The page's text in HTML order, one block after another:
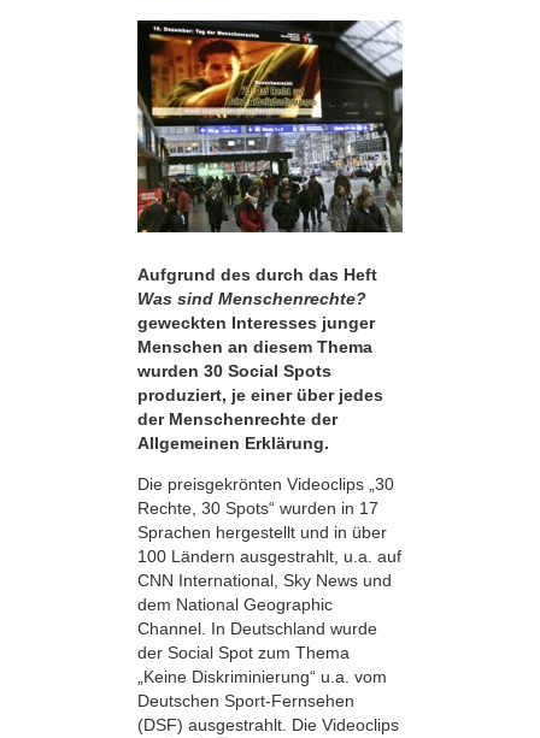
Aufgrund des durch das Heft
Was sind Menschenrechte?
geweckten Interesses junger
Menschen an diesem Thema
wurden 30 Social Spots
produziert, je einer über jedes
der Menschenrechte der
Allgemeinen Erklärung.
Die preisgekrönten Videoclips „30
Rechte, 30 Spots“ wurden in 17
Sprachen hergestellt und in über
100 Ländern ausgestrahlt, u.a. auf
CNN International, Sky News und
dem National Geographic
Channel. In Deutschland wurde
der Social Spot zum Thema
„Keine Diskriminierung“ u.a. vom
Deutschen Sport-Fernsehen
(DSF) ausgestrahlt. Die Videoclips